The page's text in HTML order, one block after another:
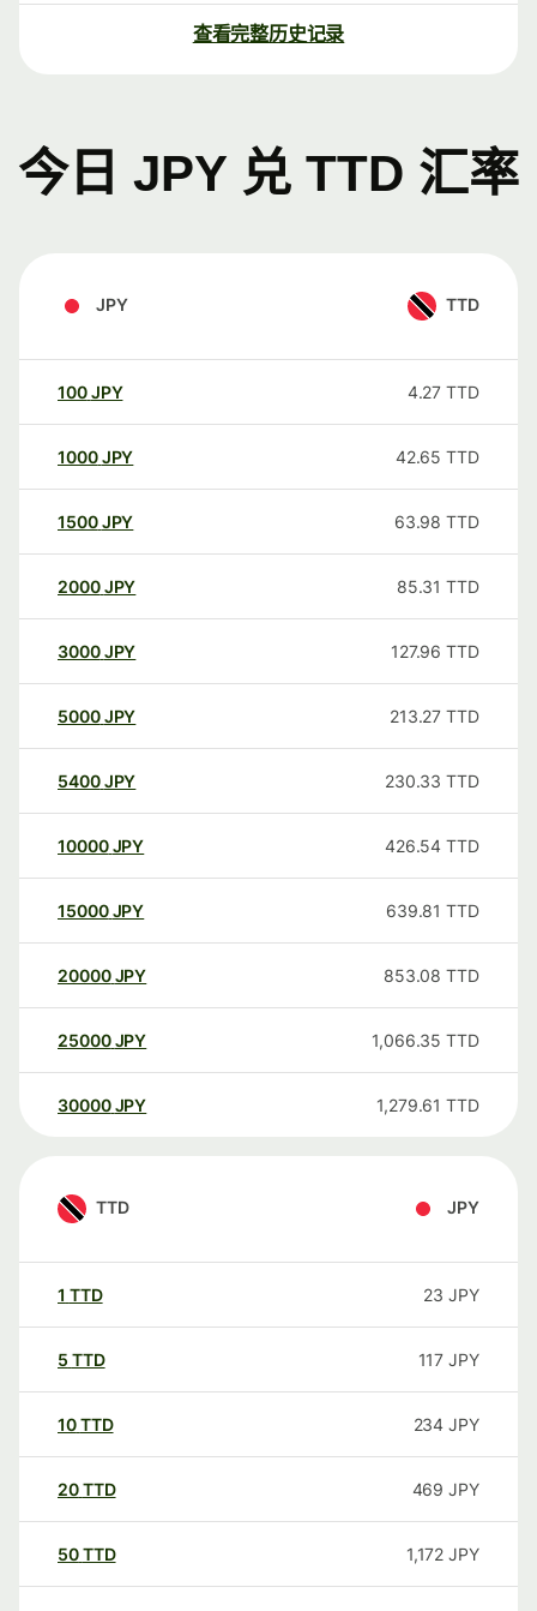
查看完整历史记录
今日 JPY 兑 TTD 汇率
JPY TTD
100JPY 4.27 TTD
1000JPY 42.65 TTD
1500JPY 63.98 TTD
2000JPY 85.31 TTD
3000JPY 127.96 TTD
5000JPY 213.27 TTD
5400JPY 230.33 TTD
10000 JPY 426.54 TTD
15000 JPY 639.81 TTD
20000 JPY 853.08 TTD
25000 JPY 1,066.35 TTD
30000 JPY 1,279.61 TTD
TTD JPY
1 TTD 23 JPY
5 TTD 117 JPY
10TTD 234 JPY
20TTD 469 JPY
50TTD 1,172 JPY